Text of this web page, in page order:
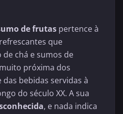
de frutas pertence à
que
chá e sumos de
próxima dos
bebidas servidas à
do século XX. A sua
, e nada indica